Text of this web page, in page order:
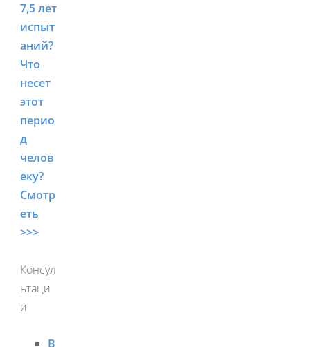
7,5 лет
испыт
аний?
Что
несет
этот
перио
д
челов
еку?
Смотр
еть
>>>
Консул
ьтаци
и
В